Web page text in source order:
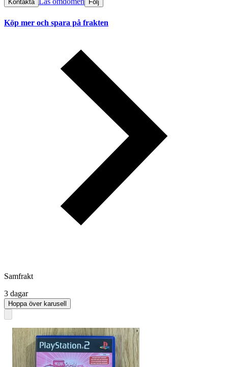
Kontakta Följ
Köp mer och spara på frakten
Samfrakt
3 dagar
Hoppa över karusell